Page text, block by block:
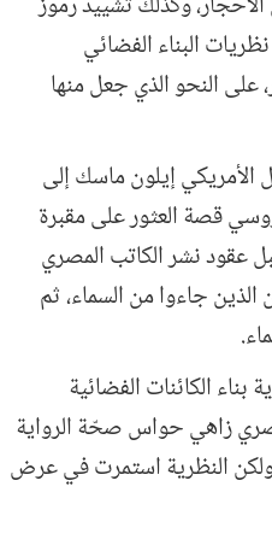
البناء الفضائي
على النحو الذي جعل منها
الأمريكي إيلون ماسك إلى
قصة العثور على مقبرة
عقود نشر الكاتب المصري
جاءوا من السماء، ثم
الكائنات الفضائية
زاهي حواس صحّة الرواية
ولكن النظرية استمرت في عرض